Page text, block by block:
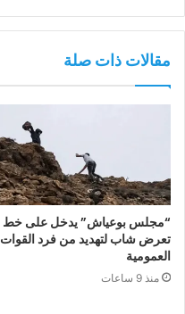
مقالات ذات صلة
“مجلس بوعياش” يدخل على خط
تعرض شاب لتهديد من فرد القوات
العمومية
منذ 9 ساعات